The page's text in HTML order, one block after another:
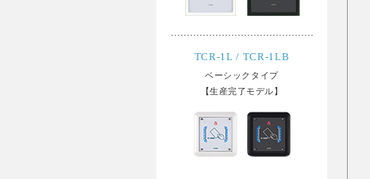
TCR-1L / TCR-1LB
ベーシックタイプ
【生産完了モデル】